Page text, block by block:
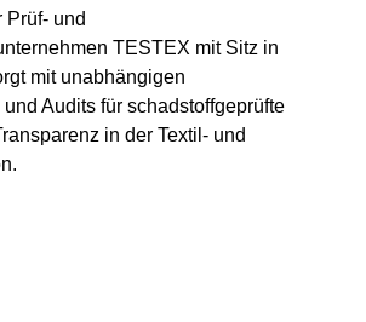
Prüf- und
TESTEX mit Sitz in
mit unabhängigen
Audits für schadstoffgeprüfte
in der Textil- und